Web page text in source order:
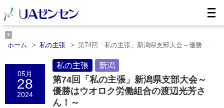
ホーム 私の主張
第74回「私の主張」新潟県支部大会～優勝……
05月
28
2024
私の主張 新潟
第74回「私の主張」新潟県支部大会～
優勝はウオロク労働組合の渡辺光芳さ
ん！～